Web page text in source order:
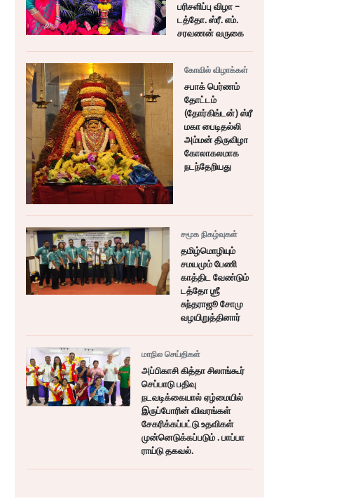
பரிசளிப்பு விழா -
டத்தோ. ஸ்ரீ. எம்.
சரவணன் வருகை
கோவில் விழாக்கள்
சபாக் பெர்ணம்
தோட்டம்
(தோர்கிங்டன்) ஸ்ரீ
மகா பைடிதல்லி
அம்மன் திருவிழா
கோலாகலமாக
நடந்தேறியது
சமூக நிகழ்வுகள்
தமிழ்மொழியும்
சமயமும் பேணி
காத்திட வேண்டும்
டத்தோ ஶ்ரீ
சுந்தராஜூ சோமு
வழயிறுத்தினார்
மாநில செய்திகள்
அப்பிகாசி கித்தா சிலாங்கூர்
செப்பாடு பதிவு
நடவடிக்கையால் ஏழ்மையில்
இருப்போரின் விவரங்கள்
சேகரிக்கப்பட்டு உதவிகள்
முன்னெடுக்கப்படும் . பாப்பா
ராய்டு தகவல்.